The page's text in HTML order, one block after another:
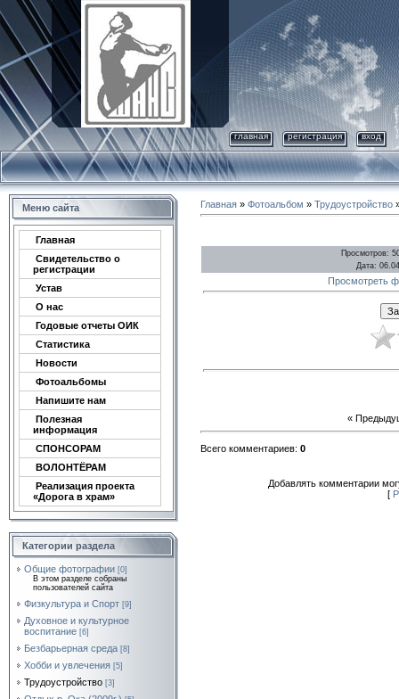
главная регистрация вход
Меню сайта
Главная
Свидетельство о
регистрации
Устав
О нас
Годовые отчеты ОИК
Статистика
Новости
Фотоальбомы
Напишите нам
Полезная
информация
СПОНСОРАМ
ВОЛОНТЁРАМ
Реализация проекта
«Дорога в храм»
Категории раздела
Общие фотографии [0]
В этом разделе собраны
пользователей сайта
Физкультура и Спорт [9]
Духовное и культурное
воспитание [6]
Безбарьерная среда [8]
Хобби и увлечения [5]
Трудоустройство [3]
Главная » Фотоальбом » Трудоустройство
Просмотров:
Дата:
Просмотреть
«
Всего комментариев: 0
Добавлять комментарии
[